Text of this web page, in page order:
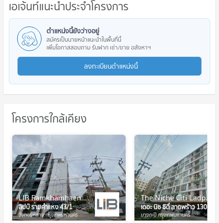
เอเจ้นท์แนะนำประจำโครงการ
ตำแหน่งนี้ยังว่างอยู่
สมัครเป็นนายหน้าแนะนำในพื้นที่นี้
เพิ่มโอกาสสอบถาม รับฝาก เช่า/ขาย อสังหาฯ
ลงทะเบียนตำแหน่งนี้
โครงการใกล้เคียง
LIB Ramkhamhaeng 43/1
ลิปป์ รามคำแหง 43/1
วังทองหลาง กรุงเทพมหานคร
The Niche Citi Ladprao 130
เดอะ นิช ซิตี้ ลาดพร้าว 130
บางกะปิ กรุงเทพมหานคร